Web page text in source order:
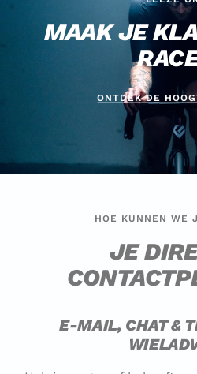
MAAK JE
ONTDEK DE
HOE KUNNEN WE
JE
E-MAIL, CHAT &